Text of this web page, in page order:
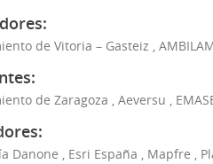
de Vitoria – Gasteiz
de Zaragoza Aeversu
Danone Esri España Mapfre